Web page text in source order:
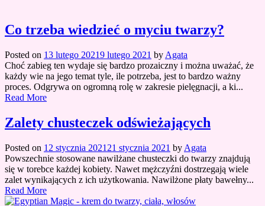
Co trzeba wiedzieć o myciu twarzy?
Posted on 13 lutego 20219 lutego 2021 by Agata
Choć zabieg ten wydaje się bardzo prozaiczny i można uważać, że
każdy wie na jego temat tyle, ile potrzeba, jest to bardzo ważny
proces. Odgrywa on ogromną rolę w zakresie pielęgnacji, a ki...
Read More
Zalety chusteczek odświeżających
Posted on 12 stycznia 2021 21 stycznia 2021 by Agata
Powszechnie stosowane nawilżane chusteczki do twarzy znajdują
się w torebce każdej kobiety. Nawet mężczyźni dostrzegają wiele
zalet wynikających z ich użytkowania. Nawilżone płaty bawełny...
Read More